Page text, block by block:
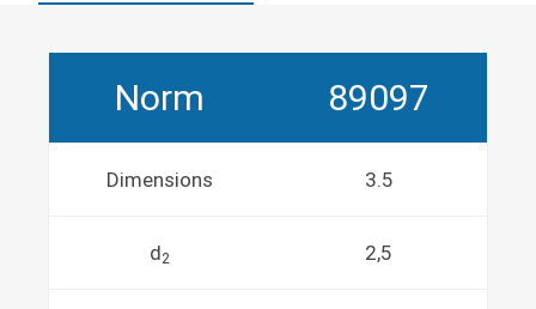
Norm 89097
Dimensions 3.5
d2 2,5